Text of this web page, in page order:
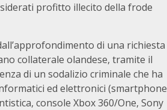
profitto illecito della frode
di una richiesta
collaterale olandese, tramite il
di un sodalizio criminale che ha
ed elettronici (smartphone
console Xbox 360/One, Sony